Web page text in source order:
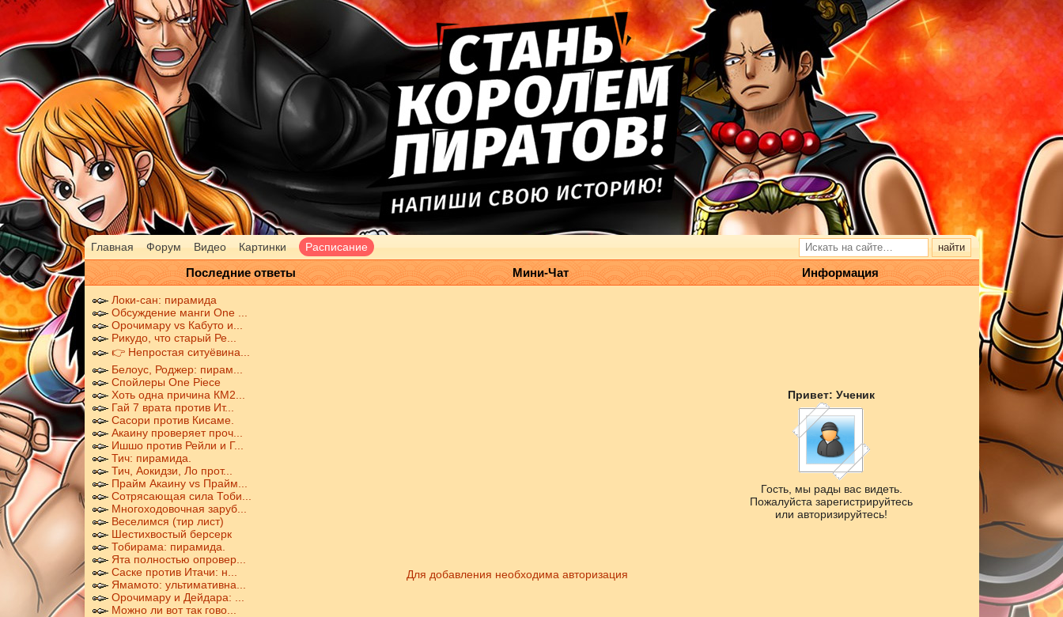
Главная Форум Видео Картинки Расписание
Последние ответы Мини-Чат Информация
Локи-сан: пирамида
Обсуждение манги One ...
Орочимару vs Кабуто и...
Рикудо, что старый Ре...
👉 Непростая ситуёвина...
Белоус, Роджер: пирам...
Спойлеры One Piece
Хоть одна причина КМ2...
Гай 7 врата против Ит...
Сасори против Кисаме.
Акаину проверяет проч...
Ишшо против Рейли и Г...
Тич: пирамида.
Тич, Аокидзи, Ло прот...
Прайм Акаину vs Прайм...
Сотрясающая сила Тоби...
Многоходовочная заруб...
Веселимся (тир лист)
Шестихвостый берсерк
Тобирама: пирамида.
Ята полностью опровер...
Саске против Итачи: н...
Ямамото: ультимативна...
Орочимару и Дейдара: ...
Можно ли вот так гово...
Для добавления необходима авторизация
Привет: Ученик
Гость, мы рады вас видеть.
Пожалуйста зарегистрируйтесь
или авторизируйтесь!